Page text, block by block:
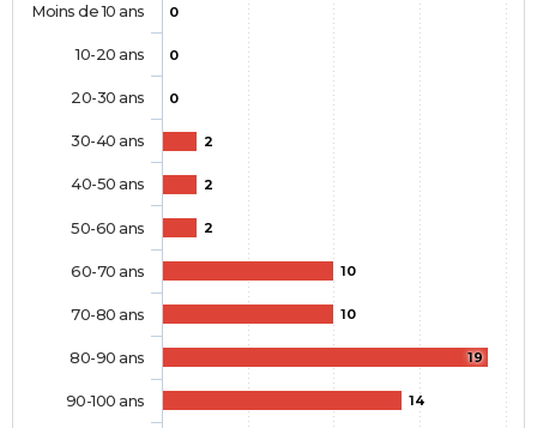
0
0
0
2
2
2
10
10
19
14
Moins de 10 ans
10-20 ans
20-30 ans
30-40 ans
40-50 ans
50-60 ans
60-70 ans
70-80 ans
80-90 ans
90-100 ans